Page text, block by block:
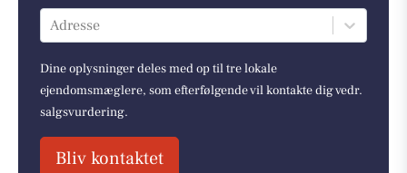
Adresse
Dine oplysninger deles med op til tre lokale
ejendomsmæglere, som efterfølgende vil kontakte dig vedr.
salgsvurdering.
Bliv kontaktet